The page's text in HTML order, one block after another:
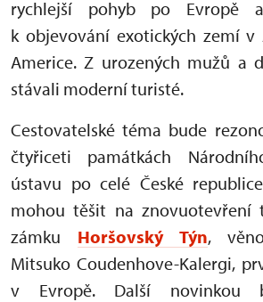
rychlejší pohyb po Evropě
k objevování exotických zemí v
Americe. Z urozených mužů a
stávali moderní turisté.
Cestovatelské téma bude
čtyřiceti památkách
ústavu po celé České
mohou těšit na znovuotevření
zámku Horšovský Týn,
Mitsuko Coudenhove-Kalergi,
v Evropě. Další novinkou